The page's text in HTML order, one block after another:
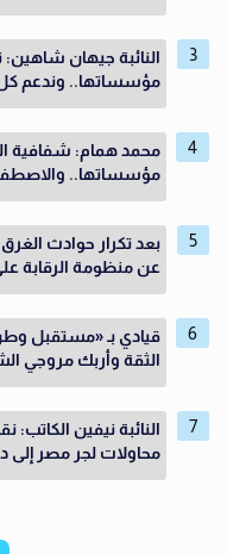
النائبة جيهان
مؤسساتها.. وندعم كل
محمد همام: شفافية
مؤسساتها..
بعد تكرار حوادث
عن منظومة الرقابة
قيادي بـ «مستقبل
الثقة وأربك مروجي
النائبة نيفين
محاولات لجر مصر إلى